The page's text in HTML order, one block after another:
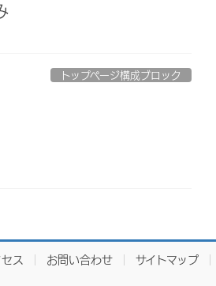
トップページ構成ブロック
ス お問い合わせ サイトマップ